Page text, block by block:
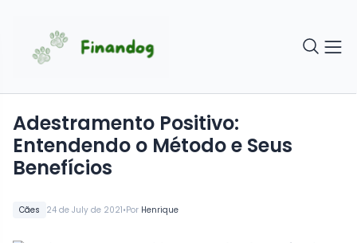
Cães 24 de July de 2021•Por Henrique
Adestramento Positivo:
Entendendo o Método e Seus
Benefícios